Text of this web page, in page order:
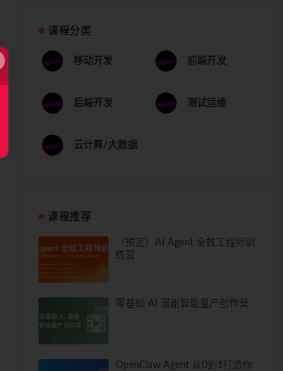
课程分类
移动开发 前端开发
后端开发 测试运维
云计算/大数据
课程推荐
（预定）AI Agent 全栈工程师训
练营
零基础 AI 漫剧智能量产创作营
OpenClaw Agent 从0到1打造你